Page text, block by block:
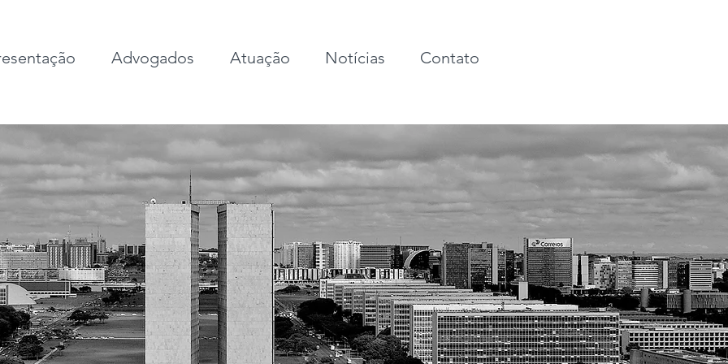
Advogados Atuação Notícias Contato